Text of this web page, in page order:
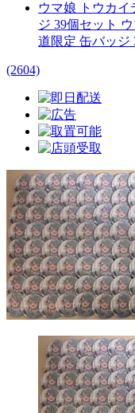
ウマ娘 トウカイ
ジ 39個セット
道限定 缶バッジ
(2604)